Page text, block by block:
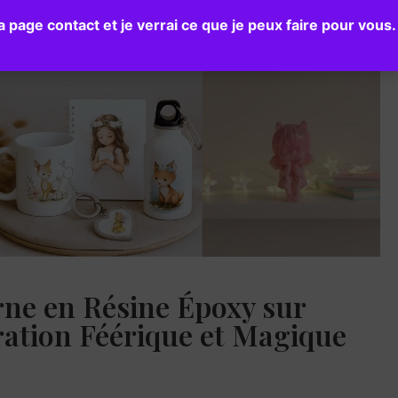
contact et je verrai ce que je peux faire pour vous.
Blog Page autrice Contact
en Résine Époxy sur
Féérique et Magique